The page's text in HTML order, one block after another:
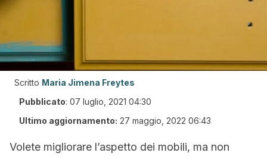
Scritto Maria Jimena Freytes
Pubblicato: 07 luglio, 2021 04:30
Ultimo aggiornamento: 27 maggio, 2022 06:43
Volete migliorare l’aspetto dei mobili, ma non